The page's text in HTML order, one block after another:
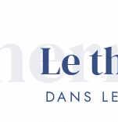
Le
DANS